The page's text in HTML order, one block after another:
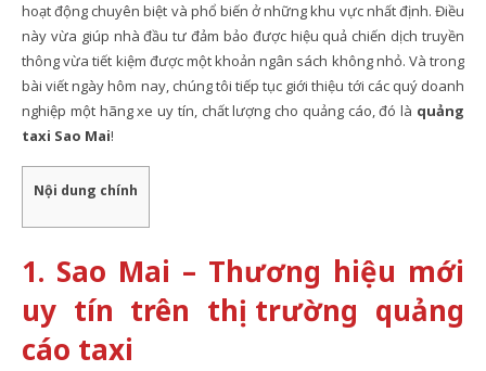
hoạt động chuyên biệt và phổ biến ở những khu vực nhất định. Điều
này vừa giúp nhà đầu tư đảm bảo được hiệu quả chiến dịch truyền
thông vừa tiết kiệm được một khoản ngân sách không nhỏ. Và trong
bài viết ngày hôm nay, chúng tôi tiếp tục giới thiệu tới các quý doanh
nghiệp một hãng xe uy tín, chất lượng cho quảng cáo, đó là quảng
taxi Sao Mai!
Nội dung chính
1. Sao Mai – Thương hiệu mới
uy tín trên thị trường quảng
cáo taxi